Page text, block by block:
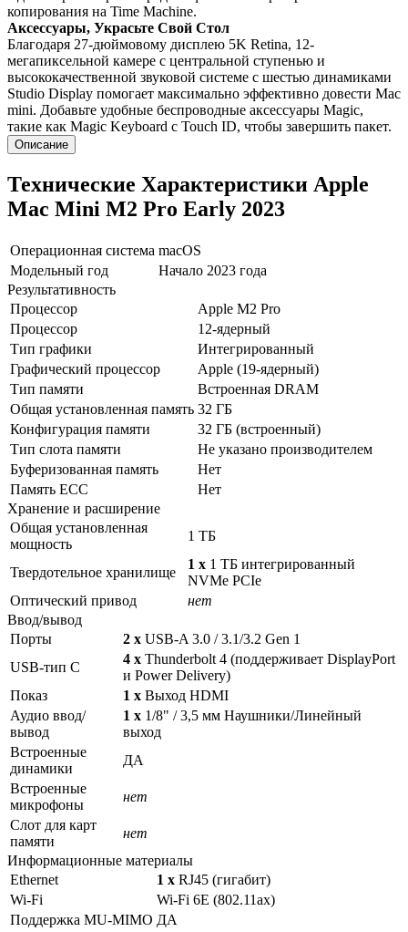
копирования на Time Machine.
Аксессуары, Украсьте Свой Стол
Благодаря 27-дюймовому дисплею 5K Retina, 12-
мегапиксельной камере с центральной ступенью и
высококачественной звуковой системе с шестью динамиками
Studio Display помогает максимально эффективно довести Mac
mini. Добавьте удобные беспроводные аксессуары Magic,
такие как Magic Keyboard с Touch ID, чтобы завершить пакет.
Описание
Технические Характеристики Apple
Mac Mini M2 Pro Early 2023
Операционная система macOS
Модельный год
Начало 2023 года
Результативность
Процессор
Apple M2 Pro
Процессор
12-ядерный
Тип графики
Интегрированный
Графический процессор
Apple (19-ядерный)
Тип памяти
Встроенная DRAM
Общая установленная память 32 ГБ
Конфигурация памяти
32 ГБ (встроенный)
Тип слота памяти
Не указано производителем
Буферизованная память
Нет
Память ECC
Нет
Хранение и расширение
Общая установленная
мощность
1 ТБ
Твердотельное хранилище
1 x 1 ТБ интегрированный
NVMe PCIe
Оптический привод
нет
Ввод/вывод
Порты
2 x USB-A 3.0 / 3.1/3.2 Gen 1
USB-тип C
4 x Thunderbolt 4 (поддерживает DisplayPort
и Power Delivery)
Показ
1 x Выход HDMI
Аудио ввод/
вывод
1 x 1/8" / 3,5 мм Наушники/Линейный
выход
Встроенные
динамики
ДА
Встроенные
микрофоны
нет
Слот для карт
памяти
нет
Информационные материалы
Ethernet
1 x RJ45 (гигабит)
Wi-Fi
Wi-Fi 6E (802.11ax)
Поддержка MU-MIMO ДА